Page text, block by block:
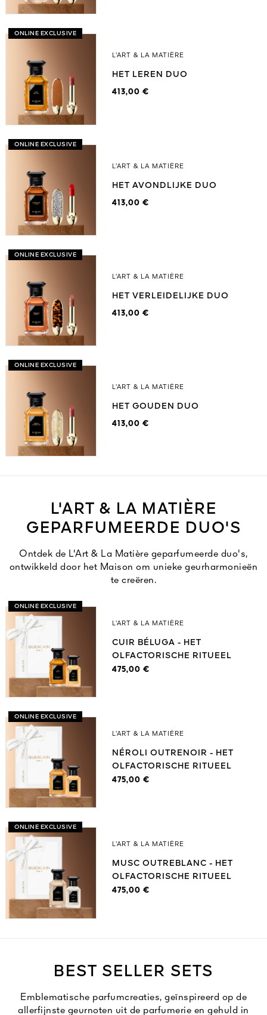
ONLINE EXCLUSIVE
L’ART & LA MATIÈRE
HET LEREN DUO
413,00 €
ONLINE EXCLUSIVE
L’ART & LA MATIÈRE
HET AVONDLIJKE DUO
413,00 €
ONLINE EXCLUSIVE
L’ART & LA MATIÈRE
HET VERLEIDELIJKE DUO
413,00 €
ONLINE EXCLUSIVE
L’ART & LA MATIÈRE
HET GOUDEN DUO
413,00 €
L'ART & LA MATIÈRE
GEPARFUMEERDE DUO'S
Ontdek de L'Art & La Matière geparfumeerde duo's,
ontwikkeld door het Maison om unieke geurharmonieën
te creëren.
ONLINE EXCLUSIVE
L’ART & LA MATIÈRE
CUIR BÉLUGA - HET
OLFACTORISCHE RITUEEL
475,00 €
ONLINE EXCLUSIVE
L’ART & LA MATIÈRE
NÉROLI OUTRENOIR - HET
OLFACTORISCHE RITUEEL
475,00 €
ONLINE EXCLUSIVE
L’ART & LA MATIÈRE
MUSC OUTREBLANC - HET
OLFACTORISCHE RITUEEL
475,00 €
BEST SELLER SETS
Emblematische parfumcreaties, geïnspireerd op de
allerfijnste geurnoten uit de parfumerie en gehuld in